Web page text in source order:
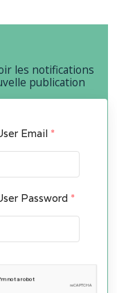
les notifications
publication
Email *
Password *